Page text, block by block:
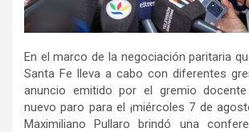
En el marco de la negociación paritaria
Santa Fe lleva a cabo con diferentes
anuncio emitido por el gremio
nuevo paro para el ¡miércoles 7 de
Maximiliano Pullaro brindó una